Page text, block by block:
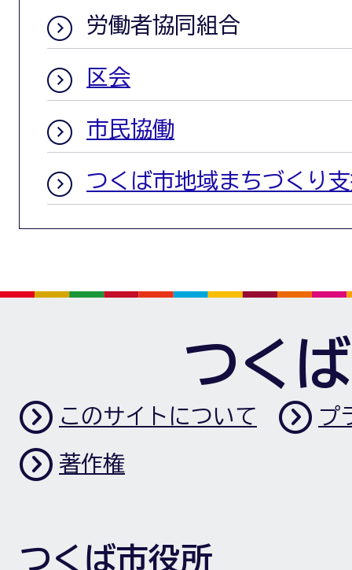
労働者協同組合
区会
市民協働
つくば市地域まちづくり
つく
このサイトについて プ
著作権
つくば市役所